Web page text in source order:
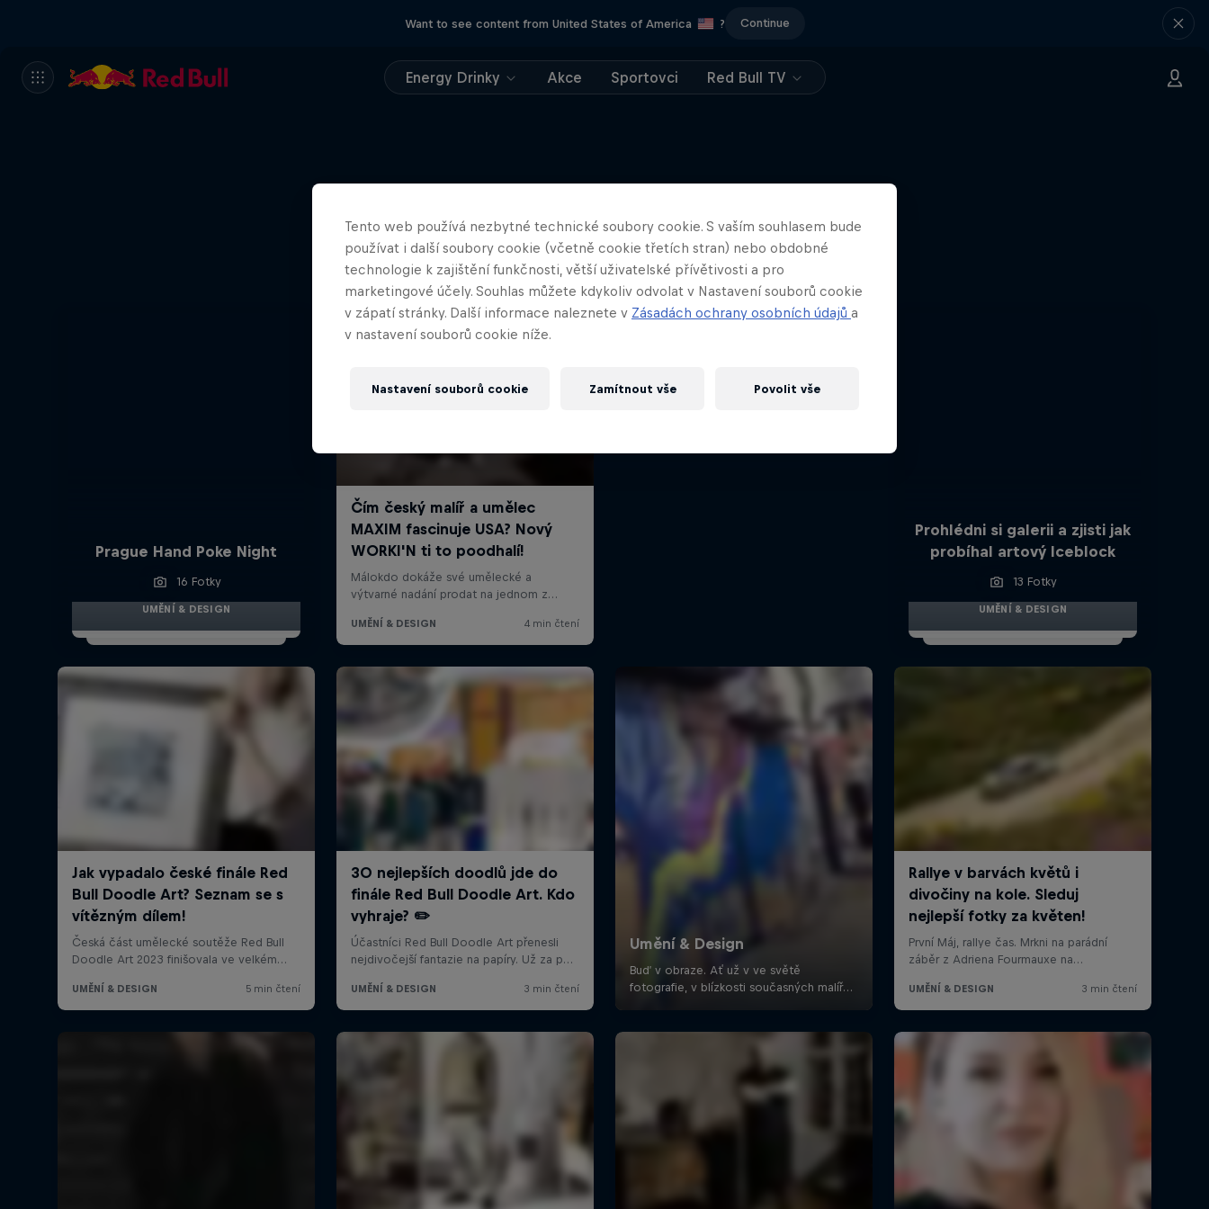
Want to see content from United States of America ? Continue
Energy Drinky Akce Sportovci Red Bull TV
Něco podobného?
Prague Hand Poke Night
16 Fotky
UMĚNÍ & DESIGN
Once Upon A Town
Na cestě graffiti umělce Falko One
UMĚNÍ & DESIGN
Prohlédni si galerii a zjisti jak
probíhal artový Iceblock
13 Fotky
UMĚNÍ & DESIGN
Tento web používá nezbytné technické soubory cookie. S vaším souhlasem bude
používat i další soubory cookie (včetně cookie třetích stran) nebo obdobné
technologie k zajištění funkčnosti, větší uživatelské přívětivosti a pro
marketingové účely. Souhlas můžete kdykoliv odvolat v Nastavení souborů cookie
v zápatí stránky. Další informace naleznete v Zásadách ochrany osobních údajů a
v nastavení souborů cookie níže.
Nastavení souborů cookie Zamítnout vše Povolit vše